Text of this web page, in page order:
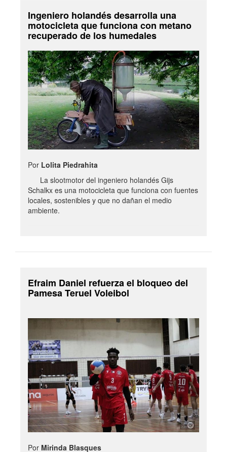
Ingeniero holandés desarrolla una
motocicleta que funciona con metano
recuperado de los humedales
Por Lolita Piedrahita
La slootmotor del ingeniero holandés Gijs
Schalkx es una motocicleta que funciona con fuentes
locales, sostenibles y que no dañan el medio
ambiente.
Efraim Daniel refuerza el bloqueo del
Pamesa Teruel Voleibol
Por Mirinda Blasques